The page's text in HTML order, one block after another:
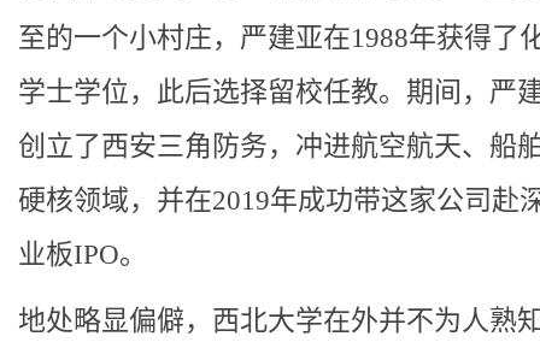
至的一个小村庄，严建亚在1988年获得了
学士学位，此后选择留校任教。期间，严
创立了西安三角防务，冲进航空航天、船
硬核领域，并在2019年成功带这家公司赴
业板IPO。
地处略显偏僻，西北大学在外并不为人熟